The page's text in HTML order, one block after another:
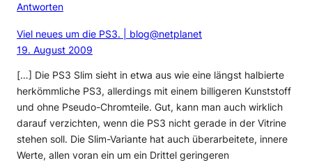
Antworten
Viel neues um die PS3. | blog@netplanet
19. August 2009
[…] Die PS3 Slim sieht in etwa aus wie eine längst halbierte
herkömmliche PS3, allerdings mit einem billigeren Kunststoff
und ohne Pseudo-Chromteile. Gut, kann man auch wirklich
darauf verzichten, wenn die PS3 nicht gerade in der Vitrine
stehen soll. Die Slim-Variante hat auch überarbeitete, innere
Werte, allen voran ein um ein Drittel geringeren